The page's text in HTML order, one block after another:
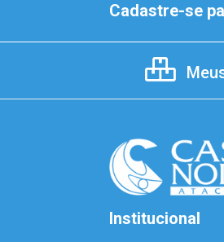
Cadastre-se
Institucional